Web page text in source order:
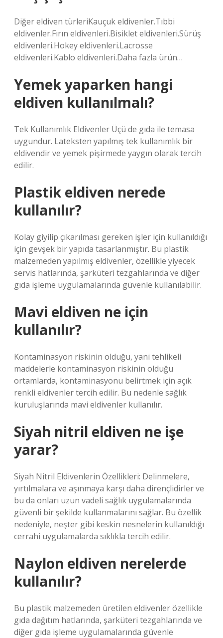
Diğer eldiven türleriKauçuk eldivenler.Tıbbi
eldivenler.Fırın eldivenleri.Bisiklet eldivenleri.Sürüş
eldivenleri.Hokey eldivenleri.Lacrosse
eldivenleri.Kablo eldivenleri.Daha fazla ürün…
Yemek yaparken hangi
eldiven kullanılmalı?
Tek Kullanımlık Eldivenler Üçü de gıda ile temasa
uygundur. Lateksten yapılmış tek kullanımlık bir
eldivendir ve yemek pişirmede yaygın olarak tercih
edilir.
Plastik eldiven nerede
kullanılır?
Kolay giyilip çıkarılması gereken işler için kullanıldığı
için gevşek bir yapıda tasarlanmıştır. Bu plastik
malzemeden yapılmış eldivenler, özellikle yiyecek
servis hatlarında, şarküteri tezgahlarında ve diğer
gıda işleme uygulamalarında güvenle kullanılabilir.
Mavi eldiven ne için
kullanılır?
Kontaminasyon riskinin olduğu, yani tehlikeli
maddelerle kontaminasyon riskinin olduğu
ortamlarda, kontaminasyonu belirtmek için açık
renkli eldivenler tercih edilir. Bu nedenle sağlık
kuruluşlarında mavi eldivenler kullanılır.
Siyah nitril eldiven ne işe
yarar?
Siyah Nitril Eldivenlerin Özellikleri: Delinmelere,
yırtılmalara ve aşınmaya karşı daha dirençlidirler ve
bu da onları uzun vadeli sağlık uygulamalarında
güvenli bir şekilde kullanmalarını sağlar. Bu özellik
nedeniyle, neşter gibi keskin nesnelerin kullanıldığı
cerrahi uygulamalarda sıklıkla tercih edilir.
Naylon eldiven nerelerde
kullanılır?
Bu plastik malzemeden üretilen eldivenler özellikle
gıda dağıtım hatlarında, şarküteri tezgahlarında ve
diğer gıda işleme uygulamalarında güvenle